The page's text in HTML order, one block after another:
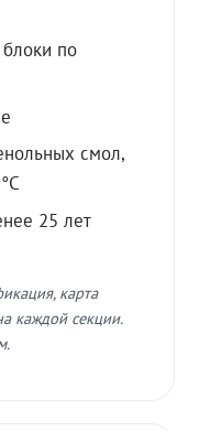
по
смол,
25 лет
карта
каждой секции.